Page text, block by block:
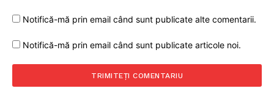
Notifică-mă prin email când sunt publicate alte comentarii.
Notifică-mă prin email când sunt publicate articole noi.